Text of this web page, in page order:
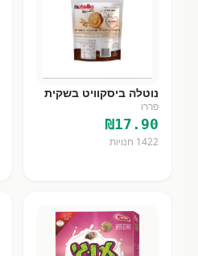
נוטלה ביסקוויט בשקית
פררו
₪17.90
1422 חנויות